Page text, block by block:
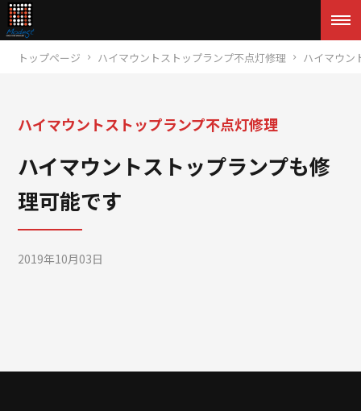
トップページ ハイマウントストップランプ不点灯修理 ハイマウン
ハイマウントストップランプ不点灯修理
ハイマウントストップランプも修
理可能です
2019年10月03日